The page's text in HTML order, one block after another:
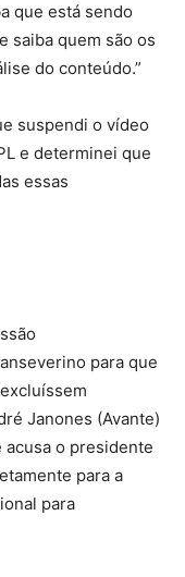
que está sendo
saiba quem são os
do conteúdo.”
suspendi o vídeo
e determinei que
essas
para que
Janones (Avante)
o presidente
para a
para